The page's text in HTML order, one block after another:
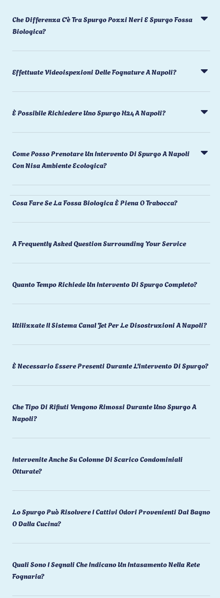
Che Differenza C'è Tra Spurgo Pozzi Neri E Spurgo Fossa
Biologica?
Effettuate Videoispezioni Delle Fognature A Napoli?
È Possibile Richiedere Uno Spurgo H24 A Napoli?
Come Posso Prenotare Un Intervento Di Spurgo A Napoli
Con Nisa Ambiente Ecologica?
Cosa Fare Se La Fossa Biologica È Piena O Trabocca?
A Frequently Asked Question Surrounding Your Service
Quanto Tempo Richiede Un Intervento Di Spurgo Completo?
Utilizzate Il Sistema Canal Jet Per Le Disostruzioni A Napoli?
È Necessario Essere Presenti Durante L'intervento Di Spurgo?
Che Tipo Di Rifiuti Vengono Rimossi Durante Uno Spurgo A
Napoli?
Intervenite Anche Su Colonne Di Scarico Condominiali
Otturate?
Lo Spurgo Può Risolvere I Cattivi Odori Provenienti Dal Bagno
O Dalla Cucina?
Quali Sono I Segnali Che Indicano Un Intasamento Nella Rete
Fognaria?